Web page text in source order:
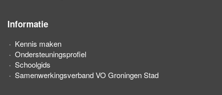
Informatie
Kennis maken
Ondersteuningsprofiel
Schoolgids
Samenwerkingsverband VO Groningen Stad